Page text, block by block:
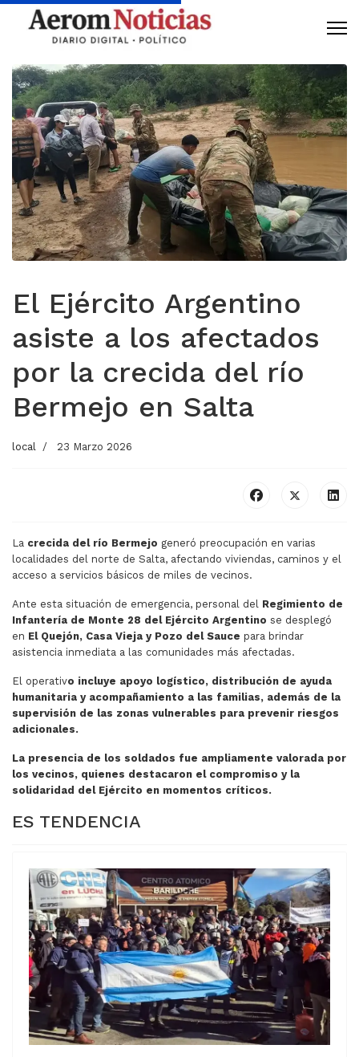
El Ejército Argentino
asiste a los afectados
por la crecida del río
Bermejo en Salta
local 23 Marzo 2026
La crecida del río Bermejo generó preocupación en varias
localidades del norte de Salta, afectando viviendas, caminos y el
acceso a servicios básicos de miles de vecinos.
Ante esta situación de emergencia, personal del Regimiento de
Infantería de Monte 28 del Ejército Argentino se desplegó
en El Quejón, Casa Vieja y Pozo del Sauce para brindar
asistencia inmediata a las comunidades más afectadas.
El operativo incluye apoyo logístico, distribución de ayuda
humanitaria y acompañamiento a las familias, además de la
supervisión de las zonas vulnerables para prevenir riesgos
adicionales.
La presencia de los soldados fue ampliamente valorada por
los vecinos, quienes destacaron el compromiso y la
solidaridad del Ejército en momentos críticos.
ES TENDENCIA